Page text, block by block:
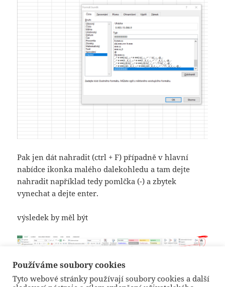
Pak jen dát nahradit (ctrl + F) případně v hlavní
nabídce ikonka malého dalekohledu a tam dejte
nahradit například tedy pomlčka (-) a zbytek
vynechat a dejte enter.
výsledek by měl být
Používáme soubory cookies
Tyto webové stránky používají soubory cookies a další